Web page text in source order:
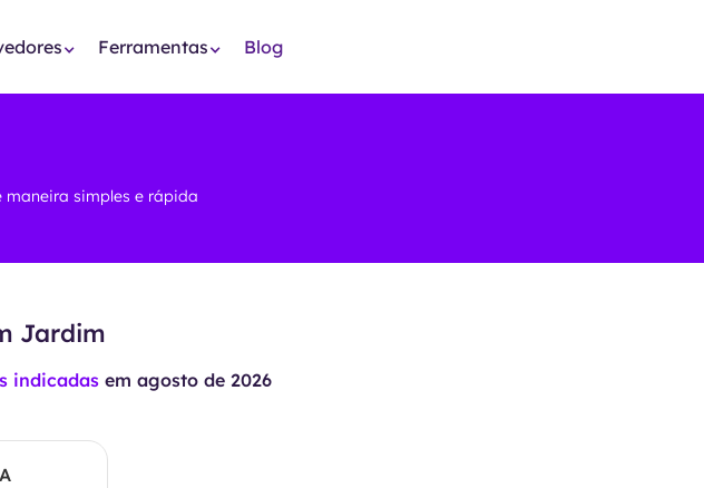
Ferramentas Blog
maneira simples e rápida
Jardim
indicadasem agosto de 2026